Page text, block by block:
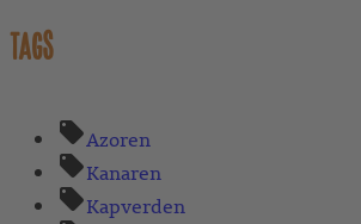
TAGS
Azoren
Kanaren
Kapverden